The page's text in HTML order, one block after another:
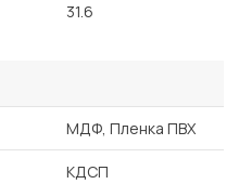
31.6
МДФ, Пленка ПВХ
КДСП